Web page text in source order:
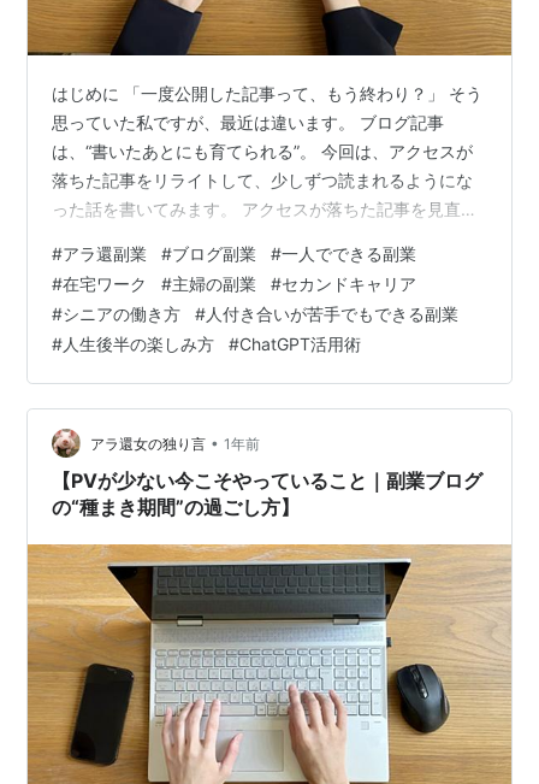
はじめに 「一度公開した記事って、もう終わり？」 そう
思っていた私ですが、最近は違います。 ブログ記事
は、“書いたあとにも育てられる”。 今回は、アクセスが
落ちた記事をリライトして、少しずつ読まれるようにな
った話を書いてみます。 アクセスが落ちた記事を見直し
例えば「副業を始めた理由」や「アドセンス申請の記
録」など。 最初はそのままにしていたけれど、 「ちょっ
とだけ直してみよう」と思って、タイトルや文章を見直
しました。 私がリライトでやったこと タイトルを検索さ
れやすく変更 例：「副業を始めた理由」→「50代主婦が
副業ブログを始めたリアルなき…
#アラ還副業 #ブログ副業 #一人でできる副業
#在宅ワーク #主婦の副業 #セカンドキャリア
#シニアの働き方 #人付き合いが苦手でもできる副業
#人生後半の楽しみ方 #ChatGPT活用術
アラ還女の独り言 • 1年前
【PVが少ない今こそやっていること｜副業ブログ
の“種まき期間”の過ごし方】